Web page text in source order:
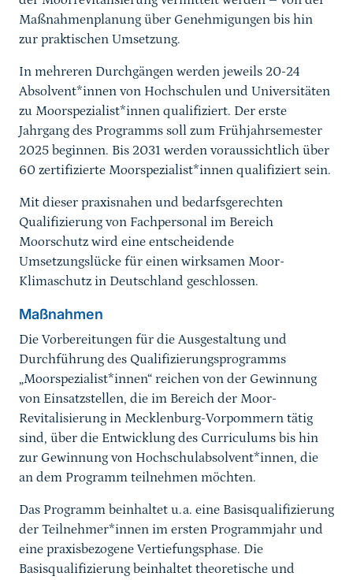
Maßnahmenplanung über Genehmigungen bis hin
zur praktischen Umsetzung.
In mehreren Durchgängen werden jeweils 20-24
Absolvent*innen von Hochschulen und Universitäten
zu Moorspezialist*innen qualifiziert. Der erste
Jahrgang des Programms soll zum Frühjahrsemester
2025 beginnen. Bis 2031 werden voraussichtlich über
60 zertifizierte Moorspezialist*innen qualifiziert sein.
Mit dieser praxisnahen und bedarfsgerechten
Qualifizierung von Fachpersonal im Bereich
Moorschutz wird eine entscheidende
Umsetzungslücke für einen wirksamen Moor-
Klimaschutz in Deutschland geschlossen.
Maßnahmen
Die Vorbereitungen für die Ausgestaltung und
Durchführung des Qualifizierungsprogramms
„Moorspezialist*innen“ reichen von der Gewinnung
von Einsatzstellen, die im Bereich der Moor-
Revitalisierung in Mecklenburg-Vorpommern tätig
sind, über die Entwicklung des Curriculums bis hin
zur Gewinnung von Hochschulabsolvent*innen, die
an dem Programm teilnehmen möchten.
Das Programm beinhaltet u.a. eine Basisqualifizierung
der Teilnehmer*innen im ersten Programmjahr und
eine praxisbezogene Vertiefungsphase. Die
Basisqualifizierung beinhaltet theoretische und